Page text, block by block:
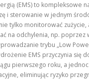
(EMS) to kompleksowe
i sterowanie w jednym
tylko monitorować zużycie,
na odchylenia, np. poprzez
trybu „Low
EMS przyczynia się
pierwszego roku, a
eliminując ryzyko